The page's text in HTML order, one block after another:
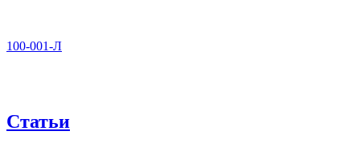
100-001-Л
Статьи